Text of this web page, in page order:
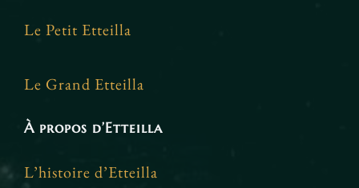
Le Petit Etteilla
Le Grand Etteilla
À propos d’Etteilla
L’histoire d’Etteilla